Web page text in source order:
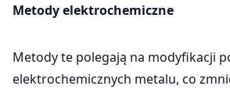
Metody elektrochemiczne
Metody te polegają na modyfikacji
elektrochemicznych metalu, co